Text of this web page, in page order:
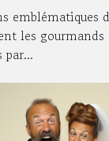
emblématiques
les gourmands
par...